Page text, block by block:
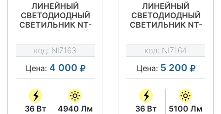
ЛИНЕЙНЫЙ
СВЕТОДИОДНЫЙ
СВЕТИЛЬНИК NT-
ТОРГ 36 (CП-34)
код: NI7163
Цена: 4 000
36 Вт
4940 Лм
ЛИНЕЙНЫЙ
СВЕТОДИОДНЫЙ
СВЕТИЛЬНИК NT-
(CП-34)
код: NI7164
Цена: 5 200
36 Вт
5100 Лм